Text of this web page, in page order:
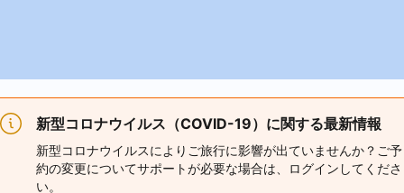
新型コロナウイルス（COVID-19）に関する最新情報
新型コロナウイルスによりご旅行に影響が出ていませんか？ご予
約の変更についてサポートが必要な場合は、ログインしてくださ
い。